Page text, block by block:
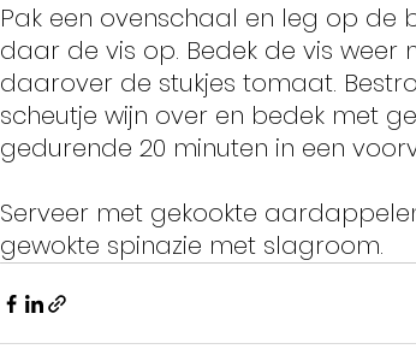
Pak een ovenschaal en leg op
daar de vis op. Bedek de vis
daarover de stukjes tomaat.
scheutje wijn over en bedek met
gedurende 20 minuten in een
Serveer met gekookte
gewokte spinazie met slagroom.